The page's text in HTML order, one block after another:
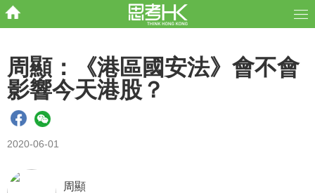
周顯：《港區國安法》會不會
影響今天港股？
2020-06-01
周顯